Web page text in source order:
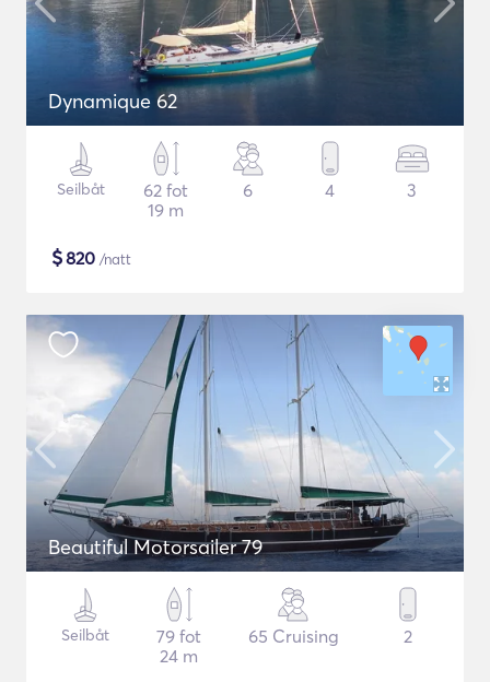
Dynamique 62
Seilbåt
62 fot
19 m
6 4 3
$820 /natt
Beautiful Motorsailer 79
Seilbåt
79 fot
24 m
65 Cruising 2